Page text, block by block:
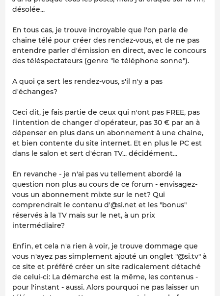
désolée...
En tous cas, je trouve incroyable que l'on parle de
chaine télé pour créer des rendez-vous, et de ne pas
entendre parler d'émission en direct, avec le concours
des téléspectateurs (genre "le téléphone sonne").
A quoi ça sert les rendez-vous, s'il n'y a pas
d'échanges?
Ceci dit, je fais partie de ceux qui n'ont pas FREE, pas
l'intention de changer d'opérateur, pas 30 € par an à
dépenser en plus dans un abonnement à une chaine,
et bien contente du site internet. Et en plus le PC est
dans le salon et sert d'écran TV... décidément...
En revanche - je n'ai pas vu tellement abordé la
question non plus au cours de ce forum - envisagez-
vous un abonnement mixte sur le net? Qui
comprendrait le contenu d'@si.net et les "bonus"
réservés à la TV mais sur le net, à un prix
intermédiaire?
Enfin, et cela n'a rien à voir, je trouve dommage que
vous n'ayez pas simplement ajouté un onglet "@si.tv" à
ce site et préféré créer un site radicalement détaché
de celui-ci: La démarche est la même, les contenus -
pour l'instant - aussi. Alors pourquoi ne pas laisser un